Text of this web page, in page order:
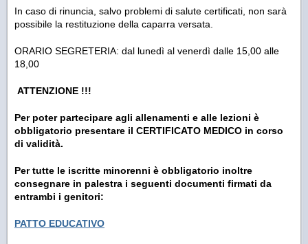
In caso di rinuncia, salvo problemi di salute certificati, non sarà
possibile la restituzione della caparra versata.
ORARIO SEGRETERIA: dal lunedì al venerdì dalle 15,00 alle
18,00
ATTENZIONE !!!
Per poter partecipare agli allenamenti e alle lezioni è
obbligatorio presentare il CERTIFICATO MEDICO in corso
di validità.
Per tutte le iscritte minorenni è obbligatorio inoltre
consegnare in palestra i seguenti documenti firmati da
entrambi i genitori:
PATTO EDUCATIVO